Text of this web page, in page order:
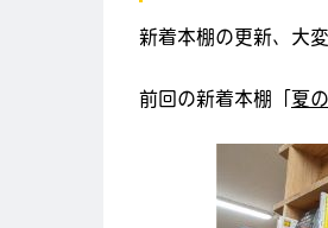
新着本棚の更新、大
前回の新着本棚「 夏